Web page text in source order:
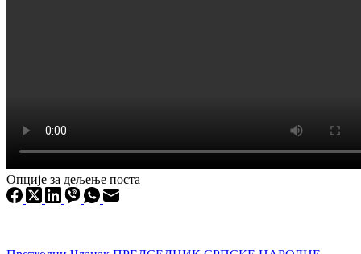
Опције за дељење поста